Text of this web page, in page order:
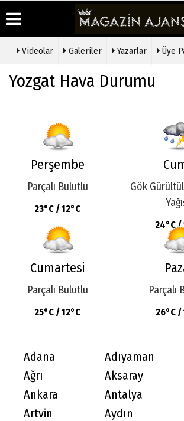
Haber
Arşivi
Günün
Haberleri
Durumu
Yazarları
Galeri
Videolar Galeriler Yazarlar Üye
Yozgat Hava Durumu
Perşembe
Parçalı Bulutlu
23°C / 12°C
Gök
24°C /
Cumartesi
Parçalı Bulutlu
25°C / 12°C
Parçalı
26°C /
Adana Adıyaman
Ağrı
Aksaray
Ankara
Antalya
Artvin
Aydın